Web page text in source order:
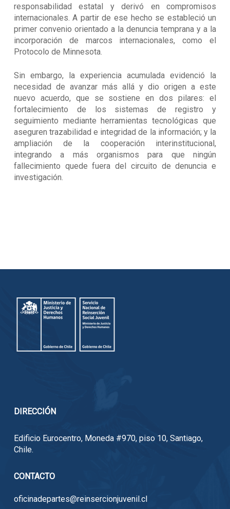
responsabilidad estatal y derivó en compromisos
internacionales. A partir de ese hecho se estableció un
primer convenio orientado a la denuncia temprana y a la
incorporación de marcos internacionales, como el
Protocolo de Minnesota.
Sin embargo, la experiencia acumulada evidenció la
necesidad de avanzar más allá y dio origen a este
nuevo acuerdo, que se sostiene en dos pilares: el
fortalecimiento de los sistemas de registro y
seguimiento mediante herramientas tecnológicas que
aseguren trazabilidad e integridad de la información; y la
ampliación de la cooperación interinstitucional,
integrando a más organismos para que ningún
fallecimiento quede fuera del circuito de denuncia e
investigación.
DIRECCIÓN
Edificio Eurocentro, Moneda #970, piso 10, Santiago,
Chile.
CONTACTO
oficinadepartes@reinsercionjuvenil.cl